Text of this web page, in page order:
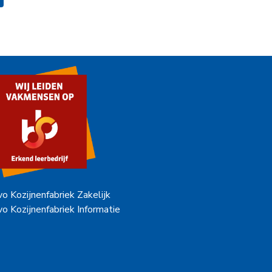
Kozijnenfabriek Zakelijk
Kozijnenfabriek Informatie